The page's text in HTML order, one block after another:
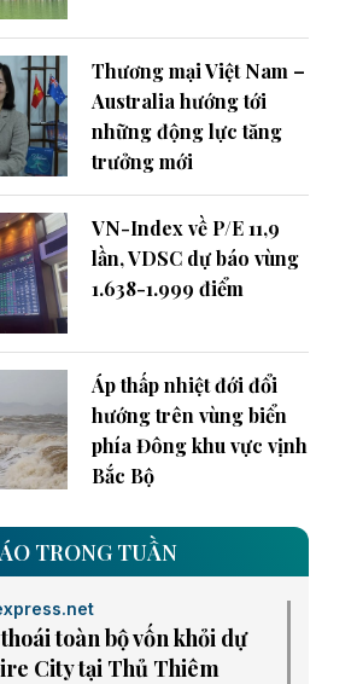
Thương mại Việt Nam –
Australia hướng tới
những động lực tăng
trưởng mới
VN-Index về P/E 11,9
lần, VDSC dự báo vùng
1.638-1.999 điểm
Áp thấp nhiệt đới đổi
hướng trên vùng biển
phía Đông khu vực vịnh
Bắc Bộ
TRONG TUẦN
toàn bộ vốn khỏi dự
City tại Thủ Thiêm